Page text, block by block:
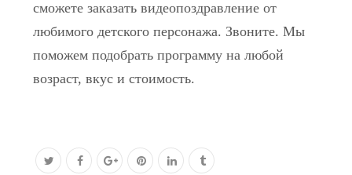
сможете заказать видеопоздравление от
любимого детского персонажа. Звоните. Мы
поможем подобрать программу на любой
возраст, вкус и стоимость.